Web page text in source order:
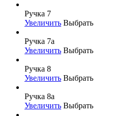
Ручка 7
Увеличить Выбрать
Ручка 7а
Увеличить Выбрать
Ручка 8
Увеличить Выбрать
Ручка 8а
Увеличить Выбрать